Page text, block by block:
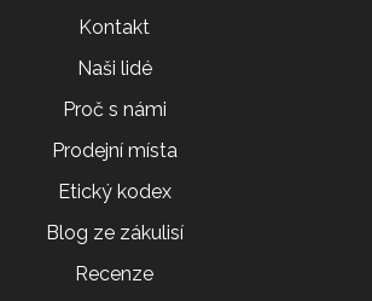
Kontakt
Naši lidé
Proč s námi
Prodejní místa
Etický kodex
Blog ze zákulisí
Recenze